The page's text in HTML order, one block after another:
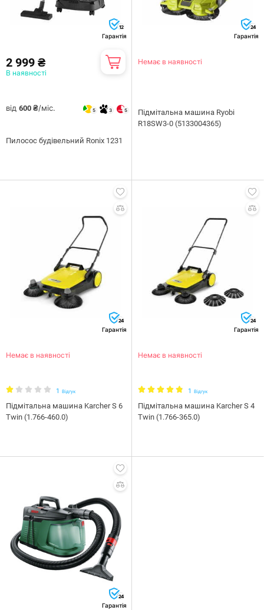
12
Гарантія
2 999 ₴
В наявності
від 600 ₴/міс. 5 3 5
Пилосос будівельний Ronix 1231
24
Гарантія
Немає в наявності
Підмітальна машина Ryobi
R18SW3-0 (5133004365)
24
Гарантія
Немає в наявності
1 Відгук
Підмітальна машина Karcher S 6
Twin (1.766-460.0)
24
Гарантія
Немає в наявності
1 Відгук
Підмітальна машина Karcher S 4
Twin (1.766-365.0)
24
Гарантія